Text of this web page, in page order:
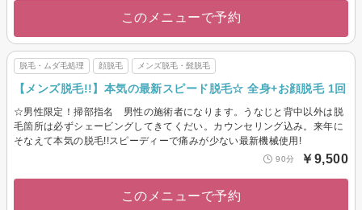
このメニューで予約
脱毛・ムダ毛処理 顔脱毛 メンズ脱毛・髭脱毛
【メンズ脱毛!!】本気の最新スピード脱毛☆ 全身+お顔脱毛 1回
☆男性限定！掃部指名 男性の施術者になります。うなじと背中以外は脱
毛箇所は必ずシェービングしてきてくだい。カウンセリング込み。来年に
そなえて本気の脱毛!!スピーディーで痛みが少ない最新機械使用!
90分 ￥9,500
このメニューで予約